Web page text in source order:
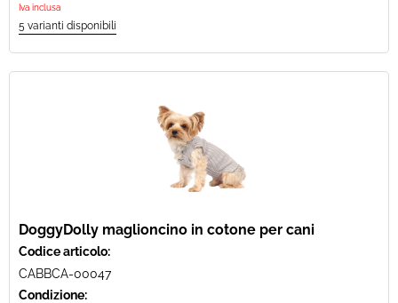
Iva inclusa
DoggyDolly maglioncino in cotone per cani
Codice articolo:
CABBCA-00047
Condizione: